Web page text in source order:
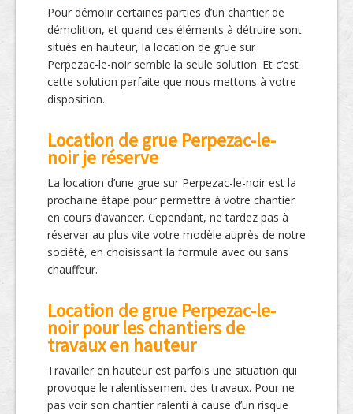
Pour démolir certaines parties d’un chantier de
démolition, et quand ces éléments à détruire sont
situés en hauteur, la location de grue sur
Perpezac-le-noir semble la seule solution. Et c’est
cette solution parfaite que nous mettons à votre
disposition.
Location de grue Perpezac-le-
noir je réserve
La location d’une grue sur Perpezac-le-noir est la
prochaine étape pour permettre à votre chantier
en cours d’avancer. Cependant, ne tardez pas à
réserver au plus vite votre modèle auprès de notre
société, en choisissant la formule avec ou sans
chauffeur.
Location de grue Perpezac-le-
noir pour les chantiers de
travaux en hauteur
Travailler en hauteur est parfois une situation qui
provoque le ralentissement des travaux. Pour ne
pas voir son chantier ralenti à cause d’un risque